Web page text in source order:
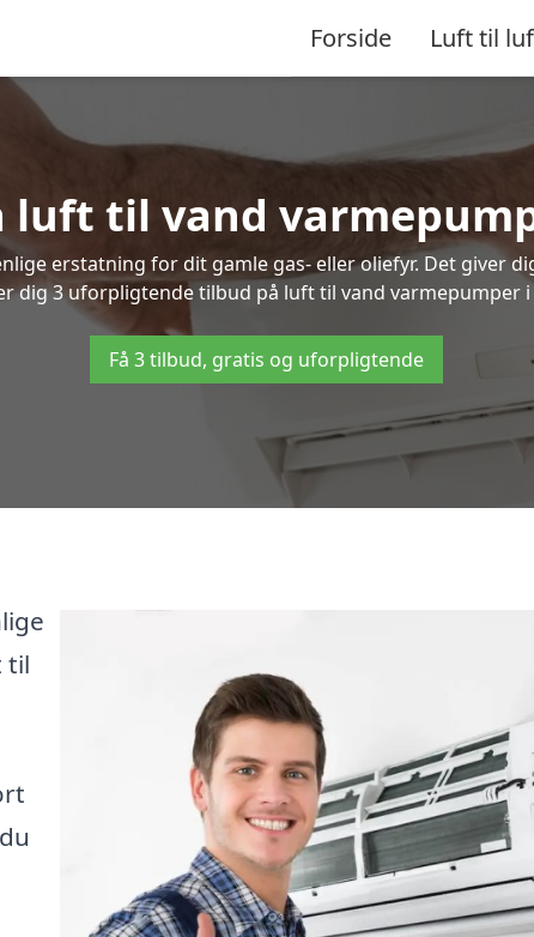
Forside Luft til
luft til vand
erstatning for dit gamle gas- eller oliefyr. Det giver
dig 3 uforpligtende tilbud på luft til vand
Få 3 tilbud, gratis og uforpligtende
til